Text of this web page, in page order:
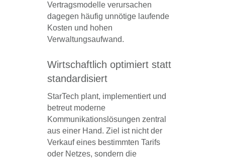
Vertragsmodelle verursachen
dagegen häufig unnötige laufende
Kosten und hohen
Verwaltungsaufwand.
Wirtschaftlich optimiert statt
standardisiert
StarTech plant, implementiert und
betreut moderne
Kommunikationslösungen zentral
aus einer Hand. Ziel ist nicht der
Verkauf eines bestimmten Tarifs
oder Netzes, sondern die